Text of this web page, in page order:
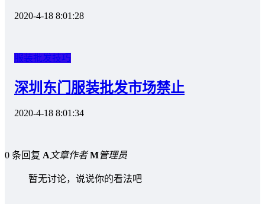
2020-4-18 8:01:28
服装批发技巧
深圳东门服装批发市场禁止
2020-4-18 8:01:34
0 条回复 A文章作者 M管理员
暂无讨论，说说你的看法吧